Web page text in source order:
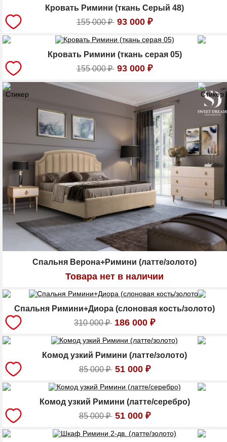
Кровать Римини (ткань Серый 48)
155 000₽ 93 000 ₽
Кровать Римини (ткань серая 05)
155 000₽ 93 000 ₽
Спальня Верона+Римини (латте/золото)
Товара нет в наличии
Спальня Римини+Диора (слоновая кость/золото)
310 000₽ 186 000 ₽
Комод узкий Римини (латте/золото)
85 000₽ 51 000 ₽
Комод узкий Римини (латте/серебро)
85 000₽ 51 000 ₽